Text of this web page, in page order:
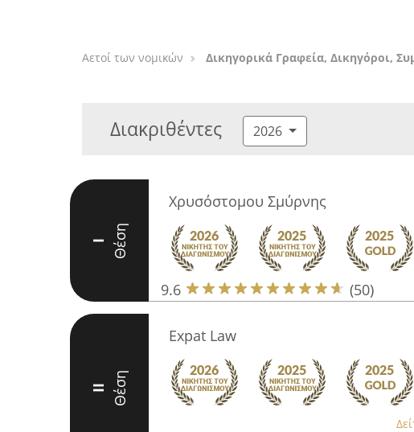
Αετοί των νομικών Δικηγορικά Γραφεία, Δικηγόροι,
Διακριθέντες 2026
I Θέση
Χρυσόστομου Σμύρνης
9.6 (50)
II Θέση
Expat Law